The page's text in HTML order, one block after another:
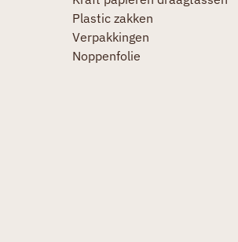
Plastic zakken
Verpakkingen
Noppenfolie